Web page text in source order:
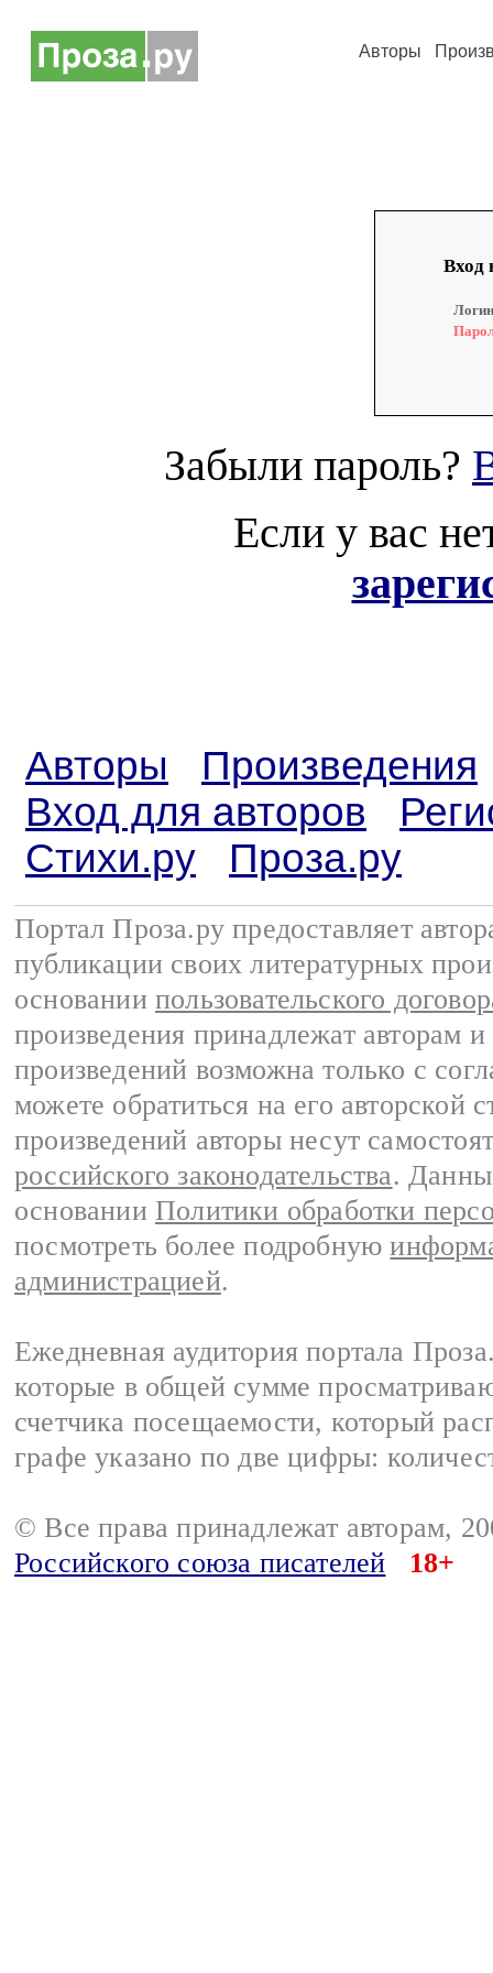
Авторы
Вход
Забыли пароль?
Если у вас
Авторы
Произведения
Вход для авторов
Стихи.ру
Проза.ру
Портал Проза.ру предоставляет
публикации своих литературных
основании пользовательского
произведения принадлежат авторам
произведений возможна только с
можете обратиться на его авторской
произведений авторы несут
российского законодательства.
основании Политики обработки
посмотреть более подробную
администрацией.
Ежедневная аудитория портала
которые в общей сумме
счетчика посещаемости, который
графе указано по две цифры:
© Все права принадлежат авторам,
Российского союза писателей
18+